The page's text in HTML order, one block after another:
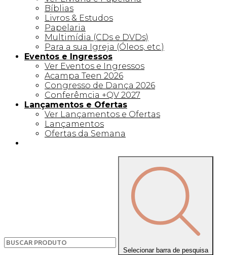
Bíblias
Livros & Estudos
Papelaria
Multimídia (CDs e DVDs)
Para a sua Igreja (Óleos, etc.)
Eventos e Ingressos
Ver Eventos e Ingressos
Acampa Teen 2026
Congresso de Dança 2026
Conferêmcia +QV 2027
Lançamentos e Ofertas
Ver Lançamentos e Ofertas
Lançamentos
Ofertas da Semana
Selecionar barra de pesquisa